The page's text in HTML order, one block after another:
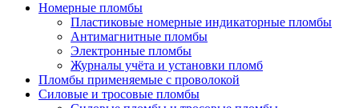
Номерные пломбы
Пластиковые номерные индикаторные пломбы
Антимагнитные пломбы
Электронные пломбы
Журналы учёта и установки пломб
Пломбы применяемые с проволокой
Силовые и тросовые пломбы